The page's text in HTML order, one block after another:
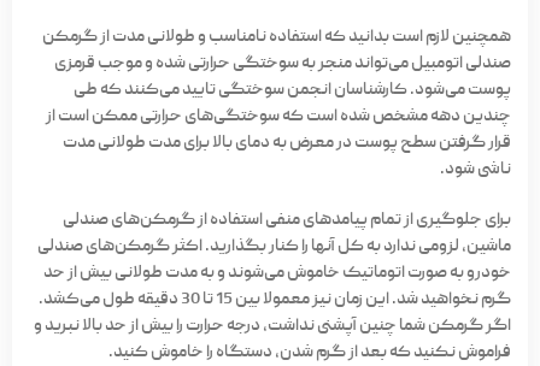
همچنین لازم است بدانید که استفاده نامناسب و طولانی مدت از گرمکن
صندلی اتومبیل می‌تواند منجر به سوختگی حرارتی شده و موجب قرمزی
پوست می‌شود. کارشناسان انجمن سوختگی تایید می‌کنند که طی
چندین دهه مشخص شده است که سوختگی‌های حرارتی ممکن است از
قرار گرفتن سطح پوست در معرض به دمای بالا برای مدت طولانی مدت
ناشی شود.
برای جلوگیری از تمام پیامدهای منفی استفاده از گرمکن‌های صندلی
ماشین، لزومی ندارد به کل آنها را کنار بگذارید. اکثر گرمکن‌های صندلی
خودرو به صورت اتوماتیک خاموش می‌شوند و به مدت طولانی بیش از حد
گرم نخواهید شد. این زمان نیز معمولا بین 15 تا 30 دقیقه طول می‌کشد.
اگر گرمکن شما چنین آپشنی نداشت، درجه حرارت را بیش از حد بالا نبرید و
فراموش نکنید که بعد از گرم شدن، دستگاه را خاموش کنید.